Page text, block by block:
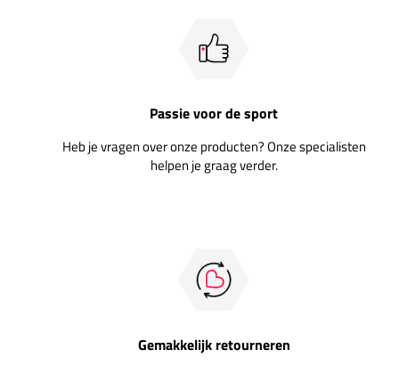
Passie voor de sport
Heb je vragen over onze producten? Onze specialisten
helpen je graag verder.
Gemakkelijk retourneren